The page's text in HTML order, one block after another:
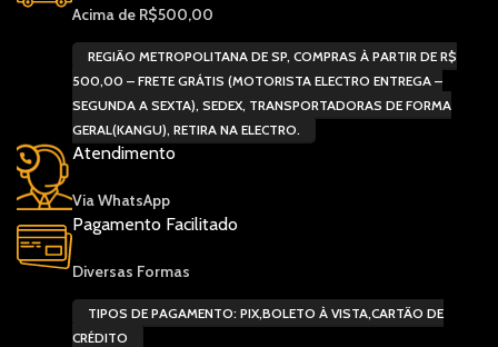
Acima de R$500,00
REGIÃO METROPOLITANA DE SP, COMPRAS À PARTIR DE R$
500,00 – FRETE GRÁTIS (MOTORISTA ELECTRO ENTREGA –
SEGUNDA A SEXTA), SEDEX, TRANSPORTADORAS DE FORMA
GERAL(KANGU), RETIRA NA ELECTRO.
Atendimento
Via WhatsApp
Pagamento Facilitado
Diversas Formas
TIPOS DE PAGAMENTO: PIX,BOLETO À VISTA,CARTÃO DE
CRÉDITO